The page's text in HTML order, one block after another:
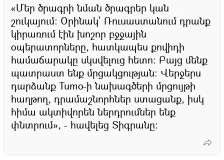
«Մեր ծրագրի նման ծրագրեր կան
շուկայում։ Օրինակ` Ռուսաստանում դրանք
կիրառում էին խոշոր բջջային
օպերատորները, հատկապես քովիդի
համաճարակը սկսվելուց հետո։ Բայց մենք
պատրաստ ենք մրցակցության։ Վերջերս
դարձանք Tumo-ի նախագծերի մրցույթի
հաղթող, դրամաշնորհներ ստացանք, իսկ
հիմա ակտիվորեն ներդրումներ ենք
փնտրում», - հավելեց Տիգրանը։